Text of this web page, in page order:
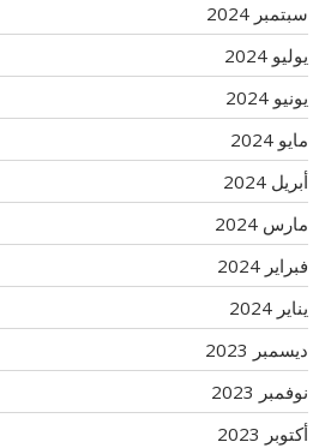
سبتمبر 2024
يوليو 2024
يونيو 2024
مايو 2024
أبريل 2024
مارس 2024
فبراير 2024
يناير 2024
ديسمبر 2023
نوفمبر 2023
أكتوبر 2023